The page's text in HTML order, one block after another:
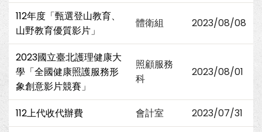
112年度「甄選登山教育、
山野教育優質影片」
體衛組 2023/08/08
2023國立臺北護理健康大
學「全國健康照護服務形
象創意影片競賽」
照顧服務
科
2023/08/01
112上代收代辦費 會計室
2023/07/31